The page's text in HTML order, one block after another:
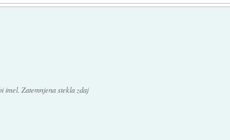
imel. Zatemnjena stekla zdaj